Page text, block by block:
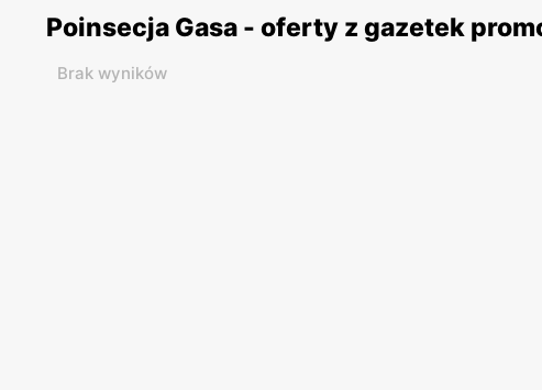
Poinsecja Gasa - oferty z gazetek
Brak wyników